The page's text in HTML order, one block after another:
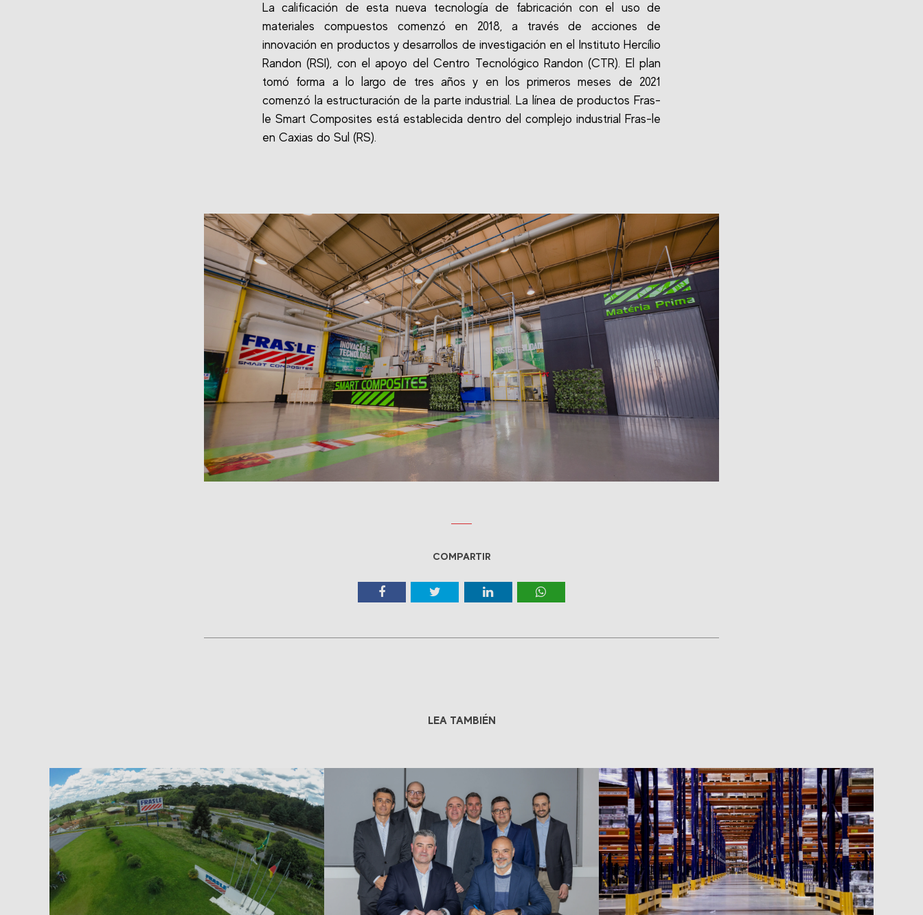
La calificación de esta nueva tecnología de fabricación con el uso de
materiales compuestos comenzó en 2018, a través de acciones de
innovación en productos y desarrollos de investigación en el Instituto Hercílio
Randon (RSI), con el apoyo del Centro Tecnológico Randon (CTR). El plan
tomó forma a lo largo de tres años y en los primeros meses de 2021
comenzó la estructuración de la parte industrial. La línea de productos Fras-
le Smart Composites está establecida dentro del complejo industrial Fras-le
en Caxias do Sul (RS).
COMPARTIR
LEA TAMBIÉN